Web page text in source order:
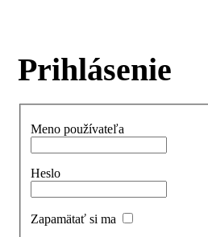
Prihlásenie
Meno používateľa
Heslo
Zapamätať si ma